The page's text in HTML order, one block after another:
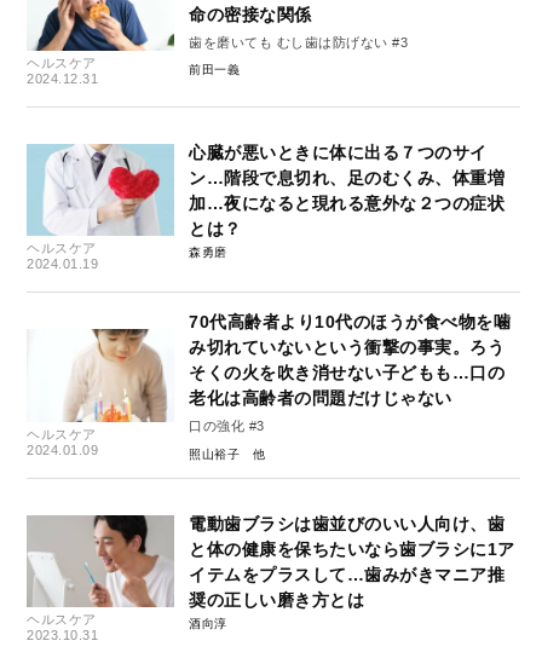
ヘルスケア
2024.12.31
命の密接な関係
歯を磨いても むし歯は防げない #3
前田一義
ヘルスケア
2024.01.19
心臓が悪いときに体に出る７つのサイ
ン…階段で息切れ、足のむくみ、体重増
加…夜になると現れる意外な２つの症状
とは？
森勇磨
ヘルスケア
2024.01.09
70代高齢者より10代のほうが食べ物を噛
み切れていないという衝撃の事実。ろう
そくの火を吹き消せない子どもも…口の
老化は高齢者の問題だけじゃない
口の強化 #3
照山裕子
ヘルスケア
2023.10.31
電動歯ブラシは歯並びのいい人向け、歯
と体の健康を保ちたいなら歯ブラシに1ア
イテムをプラスして…歯みがきマニア推
奨の正しい磨き方とは
酒向淳